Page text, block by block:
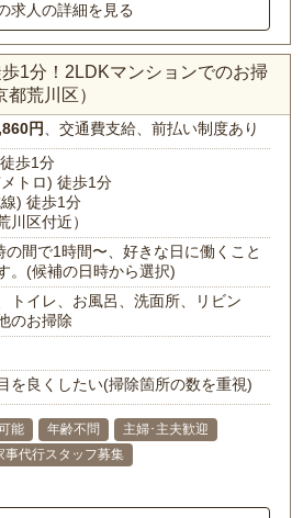
求人の詳細を見る
1分！2LDKマンションでのお掃
荒川区）
円、交通費支給、前払い制度あり
歩1分
トロ) 徒歩1分
) 徒歩1分
川区付近）
の間で1時間〜、好きな日に働くこと
。(候補の日時から選択)
トイレ、お風呂、洗面所、リビン
のお掃除
を良くしたい(掃除箇所の数を重視)
能 年齢不問
主婦･主夫歓迎
事代行スタッフ募集